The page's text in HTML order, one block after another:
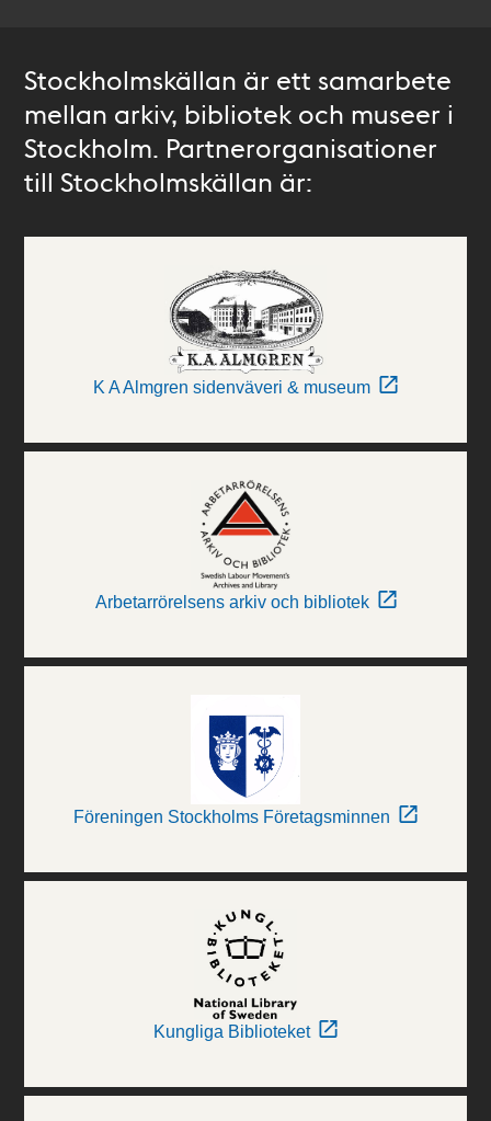
Stockholmskällan är ett samarbete
mellan arkiv, bibliotek och museer i
Stockholm. Partnerorganisationer
till Stockholmskällan är:
K A Almgren sidenväveri & museum
Arbetarrörelsens arkiv och bibliotek
Föreningen Stockholms Företagsminnen
Kungliga Biblioteket